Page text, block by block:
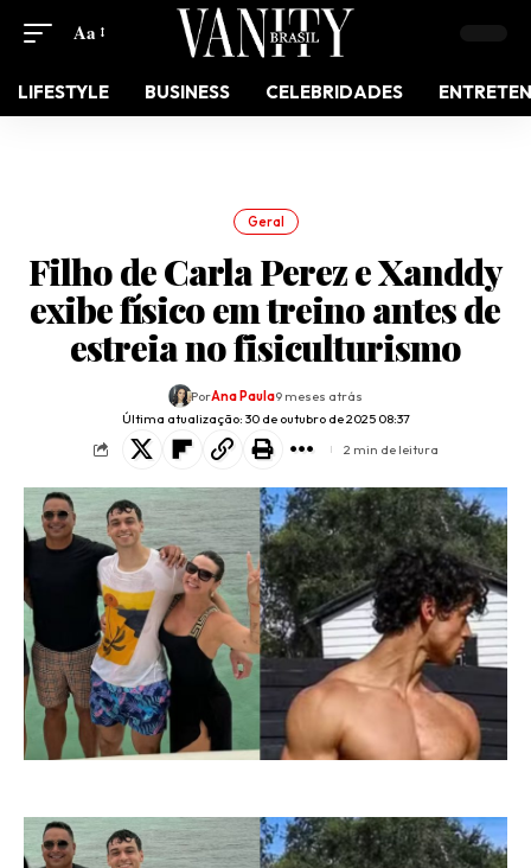
Aa
LIFESTYLE BUSINESS CELEBRIDADES
Geral
Filho de Carla Perez e Xanddy
exibe físico em treino antes de
estreia no fisiculturismo
Última atualização: 30 de outubro de 2025 08:37
PorAna Paula9 meses atrás
2 min de leitura